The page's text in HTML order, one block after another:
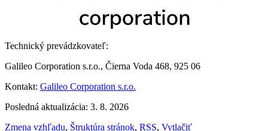
Technický prevádzkovateľ:
Galileo Corporation s.r.o., Čierna Voda 468, 925 06
Kontakt: Galileo Corporation s.r.o.
Posledná aktualizácia: 3. 8. 2026
Zmena vzhľadu, Štruktúra stránok, RSS, Vytlačiť